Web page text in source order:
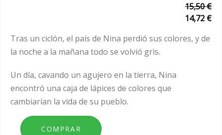
15,50 €
14,72 €
Tras un ciclón, el país de Nina perdió sus colores, y de
la noche a la mañana todo se volvió gris.
Un día, cavando un agujero en la tierra, Nina
encontró una caja de lápices de colores que
cambiarían la vida de su pueblo.